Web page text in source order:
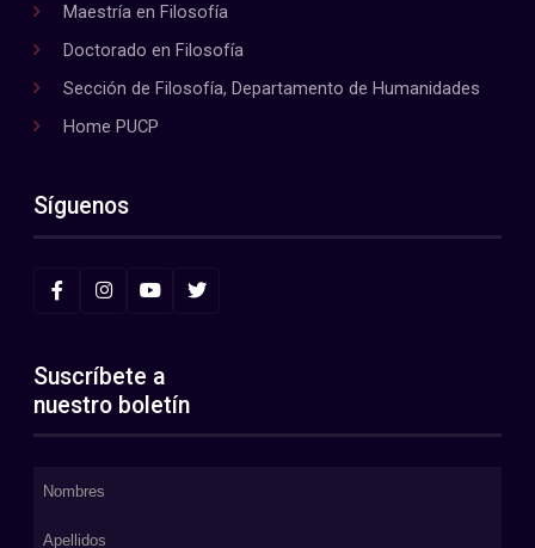
Maestría en Filosofía
Doctorado en Filosofía
Sección de Filosofía, Departamento de Humanidades
Home PUCP
Síguenos
Suscríbete a
nuestro boletín